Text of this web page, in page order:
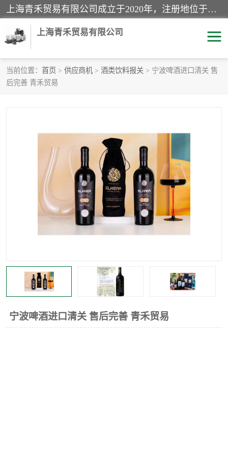
上海青禾贸易有限公司成立于2020年，注册地位于上海市宝山区。经营范围包括：机械设备、五金制品、劳防用品、电子产品、塑胶制品、家具、模具、纺织品、仪器仪表、建筑材料、装饰材料、化工产品、金属制品、机车配件等货物进出口报关、清关服务。
上海青禾贸易有限公司
当前位置： 首页 > 供应商机 > 酒类饮料报关 > 宁波啤酒进口清关 售
后完善 青禾贸易
宁波啤酒进口清关 售后完善 青禾贸易